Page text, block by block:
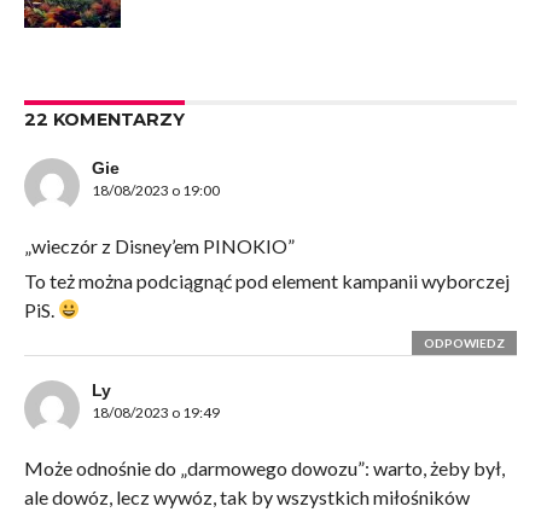
22 KOMENTARZY
Gie
18/08/2023 o 19:00
„wieczór z Disney’em PINOKIO”
To też można podciągnąć pod element kampanii wyborczej
PiS.
ODPOWIEDZ
Ly
18/08/2023 o 19:49
Może odnośnie do „darmowego dowozu”: warto, żeby był,
ale dowóz, lecz wywóz, tak by wszystkich miłośników